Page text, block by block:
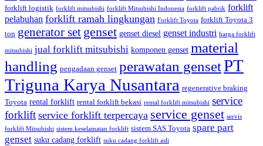
forklift logistik forklift mitsubishi forklift Mitsubishi Indonesia forklift pabrik forklift
pelabuhan forklift ramah lingkungan Forklift Toyota forklift Toyota 3
ton generator set genset genset diesel genset industri harga forklift
mitsubishi jual forklift mitsubishi komponen genset material
handling pengadaan genset perawatan gensetPT
Triguna Karya Nusantara regenerative braking
Toyota rental forklift rental forklift bekasi rental forklift mitsubishi service
forklift service forklift terpercaya service genset servis
forklift Mitsubishi sistem keselamatan forklift sistem SAS Toyota spare part
genset suku cadang forklift suku cadang forklift asli